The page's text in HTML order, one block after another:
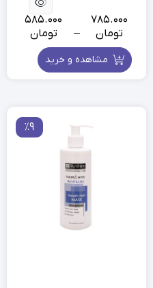
785.000
تومان
–
585.000
تومان
مشاهده و خرید
٪9